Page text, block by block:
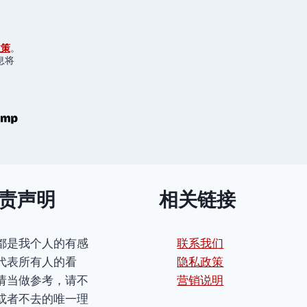
。
将
声明
是我个人的有感
表所有人的看
当做参考，请不
者不去的唯一理
相关链接
联系我们
隐私政策
营销说明